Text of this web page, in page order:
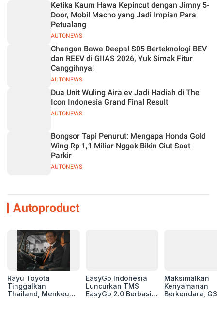
AUTONEWS
Ketika Kaum Hawa Kepincut dengan Jimny 5-
Door, Mobil Macho yang Jadi Impian Para
Petualang
AUTONEWS
Changan Bawa Deepal S05 Berteknologi BEV
dan REEV di GIIAS 2026, Yuk Simak Fitur
Canggihnya!
AUTONEWS
Dua Unit Wuling Aira ev Jadi Hadiah di The
Icon Indonesia Grand Final Result
AUTONEWS
Bongsor Tapi Penurut: Mengapa Honda Gold
Wing Rp 1,1 Miliar Nggak Bikin Ciut Saat
Parkir
Autoproduct
Rayu Toyota
Tinggalkan
Thailand, Menkeu
EasyGo Indonesia
Luncurkan TMS
EasyGo 2.0 Berbasis
Maksimalkan
Kenyamanan
Berkendara,